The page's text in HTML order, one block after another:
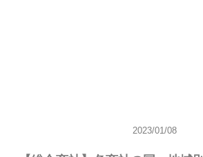
2023/01/08